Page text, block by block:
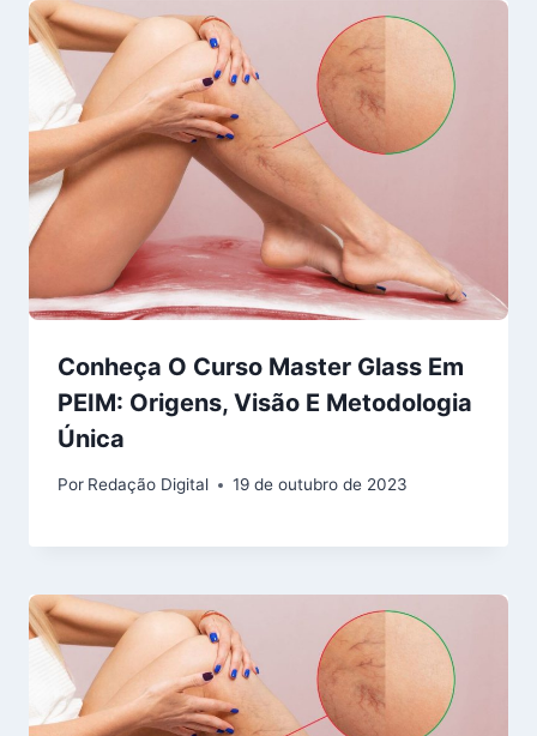
Conheça O Curso Master Glass Em
PEIM: Origens, Visão E Metodologia
Única
Por Redação Digital 19 de outubro de 2023